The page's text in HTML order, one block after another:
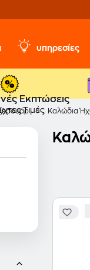
υπηρεσίες
Εκπτώσεις
Τιμές Καλώδια